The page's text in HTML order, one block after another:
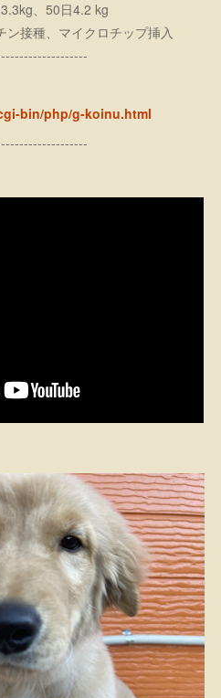
、50日4.2 kg
接種、マイクロチップ挿入
bin/php/g-koinu.html